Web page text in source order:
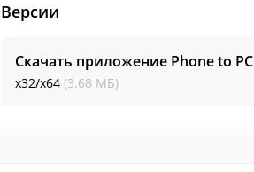
Версии
Скачать приложение Phone to PC
x32/x64 (3.68 МБ)